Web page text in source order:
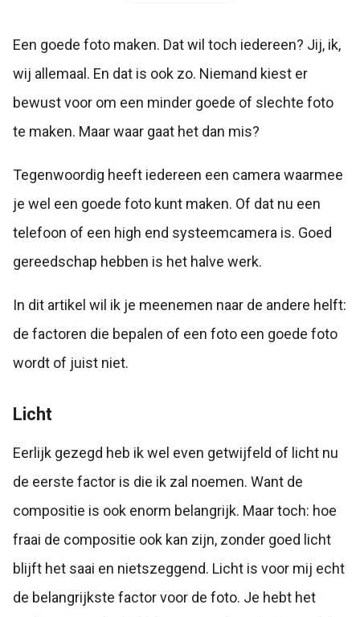
Een goede foto maken. Dat wil toch iedereen? Jij, ik,
wij allemaal. En dat is ook zo. Niemand kiest er
bewust voor om een minder goede of slechte foto
te maken. Maar waar gaat het dan mis?
Tegenwoordig heeft iedereen een camera waarmee
je wel een goede foto kunt maken. Of dat nu een
telefoon of een high end systeemcamera is. Goed
gereedschap hebben is het halve werk.
In dit artikel wil ik je meenemen naar de andere helft:
de factoren die bepalen of een foto een goede foto
wordt of juist niet.
Licht
Eerlijk gezegd heb ik wel even getwijfeld of licht nu
de eerste factor is die ik zal noemen. Want de
compositie is ook enorm belangrijk. Maar toch: hoe
fraai de compositie ook kan zijn, zonder goed licht
blijft het saai en nietszeggend. Licht is voor mij echt
de belangrijkste factor voor de foto. Je hebt het